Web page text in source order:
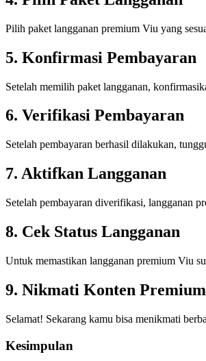
Pilih paket langganan premium Viu yang
5. Konfirmasi Pembayaran
Setelah memilih paket langganan,
6. Verifikasi Pembayaran
Setelah pembayaran berhasil dilakukan,
7. Aktifkan Langganan
Setelah pembayaran diverifikasi, langganan
8. Cek Status Langganan
Untuk memastikan langganan premium Viu
9. Nikmati Konten Premium
Selamat! Sekarang kamu bisa menikmati
Kesimpulan